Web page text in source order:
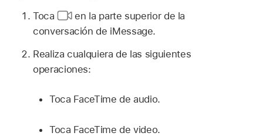
Toca
en la parte superior de la
conversación de iMessage.
Realiza cualquiera de las siguientes
operaciones:
Toca FaceTime de audio.
Toca FaceTime de video.